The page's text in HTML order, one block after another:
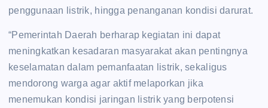
penggunaan listrik, hingga penanganan kondisi darurat.
“Pemerintah Daerah berharap kegiatan ini dapat
meningkatkan kesadaran masyarakat akan pentingnya
keselamatan dalam pemanfaatan listrik, sekaligus
mendorong warga agar aktif melaporkan jika
menemukan kondisi jaringan listrik yang berpotensi